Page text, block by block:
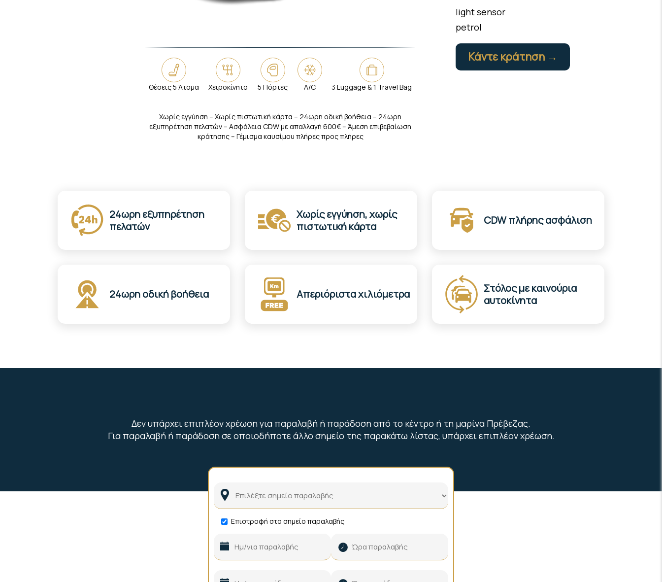
Θέσεις 5 Άτομα Χειροκίνητο 5 Πόρτες A/C 3 Luggage & 1 Travel Bag
Χωρίς εγγύηση – Χωρίς πιστωτική κάρτα – 24ωρη οδική βοήθεια – 24ωρη
εξυπηρέτηση πελατών – Ασφάλεια CDW με απαλλαγή 600€ – Άμεση επιβεβαίωση
κράτησης – Γέμισμα καυσίμου πλήρες προς πλήρες
light sensor
petrol
Κάντε κράτηση →
24ωρη εξυπηρέτηση
πελατών
Χωρίς εγγύηση, χωρίς
πιστωτική κάρτα
CDW πλήρης ασφάλιση
24ωρη οδική βοήθεια Απεριόριστα χιλιόμετρα
Στόλος με καινούρια
αυτοκίνητα
Δεν υπάρχει επιπλέον χρέωση για παραλαβή ή παράδοση από το κέντρο ή τη μαρίνα Πρέβεζας.
Για παραλαβή ή παράδοση σε οποιοδήποτε άλλο σημείο της παρακάτω λίστας, υπάρχει επιπλέον χρέωση.
Επιστροφή στο σημείο παραλαβής